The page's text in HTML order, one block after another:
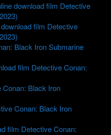
download film Detective
film Detective
Black Iron Submarine
film Detective Conan:
Black Iron
Conan: Black Iron
film Detective Conan: